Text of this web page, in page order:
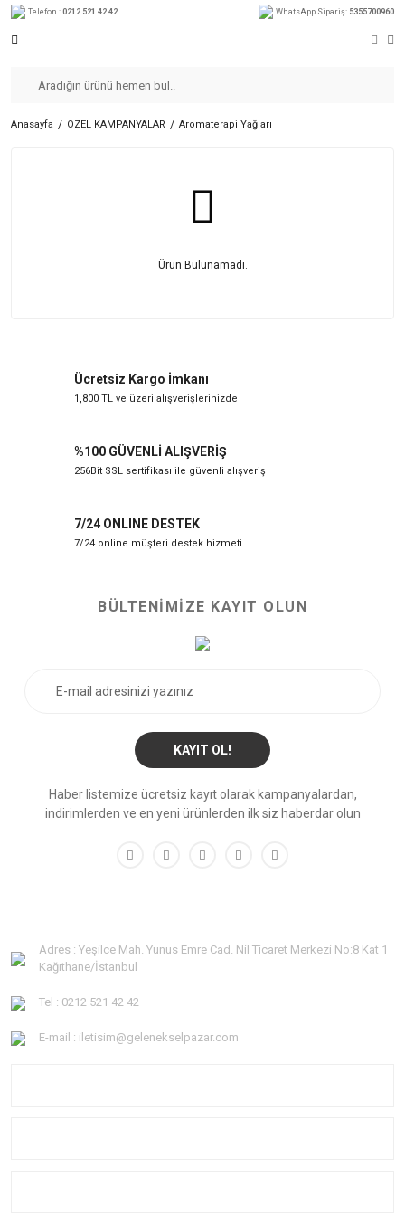
Telefon : 0212 521 42 42 WhatsApp Sipariş: 5355700960
Anasayfa ÖZEL KAMPANYALAR Aromaterapi Yağları
Ürün Bulunamadı.
Ücretsiz Kargo İmkanı
1,800 TL ve üzeri alışverişlerinizde
%100 GÜVENLİ ALIŞVERİŞ
256Bit SSL sertifikası ile güvenli alışveriş
7/24 ONLINE DESTEK
7/24 online müşteri destek hizmeti
BÜLTENİMİZE KAYIT OLUN
KAYIT OL!
Haber listemize ücretsiz kayıt olarak kampanyalardan,
indirimlerden ve en yeni ürünlerden ilk siz haberdar olun
Adres : Yeşilce Mah. Yunus Emre Cad. Nil Ticaret Merkezi No:8 Kat 1
Kağıthane/İstanbul
Tel : 0212 521 42 42
E-mail : iletisim@gelenekselpazar.com